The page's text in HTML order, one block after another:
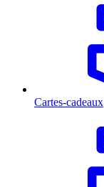
Cartes-cadeaux